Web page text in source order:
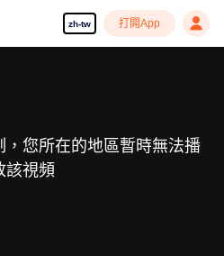
zh-tw 打開App
您所在的地區暫時無法播
該視頻